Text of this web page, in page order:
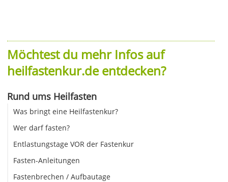
Möchtest du mehr Infos auf
heilfastenkur.de entdecken?
Rund ums Heilfasten
Was bringt eine Heilfastenkur?
Wer darf fasten?
Entlastungstage VOR der Fastenkur
Fasten-Anleitungen
Fastenbrechen / Aufbautage